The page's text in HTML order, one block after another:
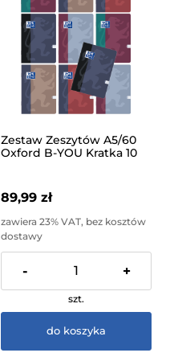
Zestaw Zeszytów A5/60
Oxford B-YOU Kratka 10
89,99 zł
zawiera 23% VAT, bez kosztów
dostawy
- +
szt.
do koszyka